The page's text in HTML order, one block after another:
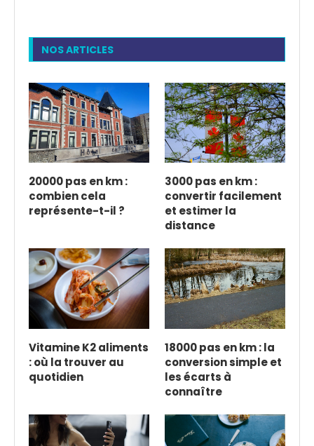
NOS ARTICLES
20000 pas en km :
combien cela
représente-t-il ?
3000 pas en km :
convertir facilement
et estimer la
distance
Vitamine K2 aliments
: où la trouver au
quotidien
18000 pas en km : la
conversion simple et
les écarts à
connaître